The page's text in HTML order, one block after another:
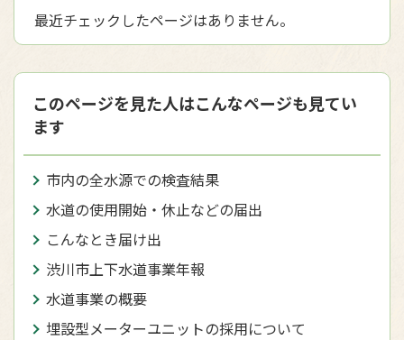
最近チェックしたページはありません。
このページを見た人はこんなページも見てい
ます
市内の全水源での検査結果
水道の使用開始・休止などの届出
こんなとき届け出
渋川市上下水道事業年報
水道事業の概要
埋設型メーターユニットの採用について